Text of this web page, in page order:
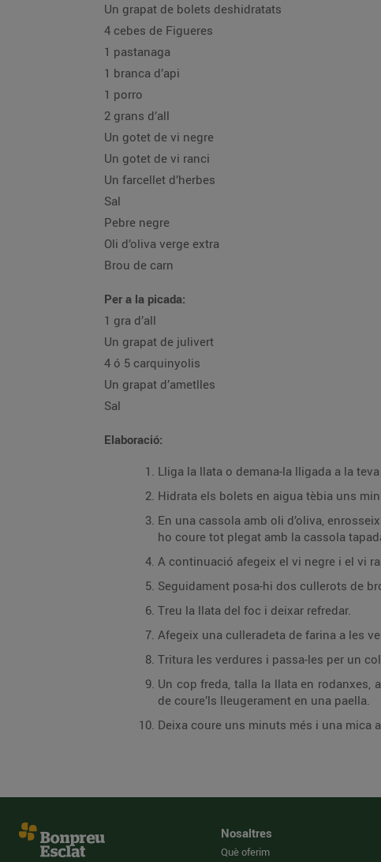
Un grapat de bolets deshidratats
4 cebes de Figueres
1 pastanaga
1 branca d’api
1 porro
2 grans d’all
Un gotet de vi negre
Un gotet de vi ranci
Un farcellet d’herbes
Sal
Pebre negre
Oli d’oliva verge extra
Brou de carn
Per a la picada:
1 gra d’all
Un grapat de julivert
4 ó 5 carquinyolis
Un grapat d’ametlles
Sal
Elaboració:
Lliga la llata o demana-la lligada a la
Hidrata els bolets en aigua tèbia uns
En una cassola amb oli d’oliva,
ho coure tot plegat amb la cassola
A continuació afegeix el vi negre i el vi
Seguidament posa-hi dos cullerots de
Treu la llata del foc i deixar refredar.
Afegeix una culleradeta de farina a les
Tritura les verdures i passa-les per un
Un cop freda, talla la llata en rodanxes,
de coure’ls lleugerament en una paella.
Deixa coure uns minuts més i una mica
Nosaltres
Què oferim